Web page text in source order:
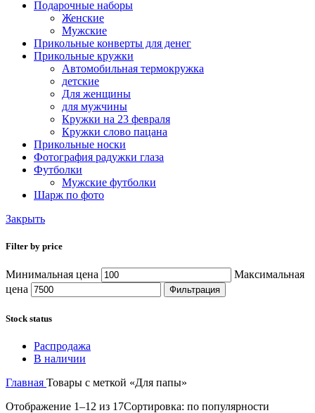
Подарочные наборы
Женские
Мужские
Прикольные конверты для денег
Прикольные кружки
Автомобильная термокружка
детские
Для женщины
для мужчины
Кружки на 23 февраля
Кружки слово пацана
Прикольные носки
Фотография радужки глаза
Футболки
Мужские футболки
Шарж по фото
Закрыть
Filter by price
Минимальная цена
Максимальная
цена
Фильтрация
Stock status
Распродажа
В наличии
Главная Товары с меткой «Для папы»
Отображение 1–12 из 17Сортировка: по популярности